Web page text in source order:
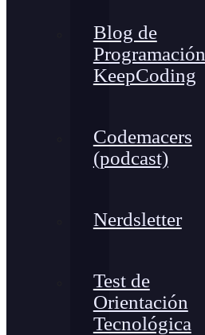
Blog de
Programación
KeepCoding
Codemacers
(podcast)
Nerdsletter
Test de
Orientación
Tecnológica